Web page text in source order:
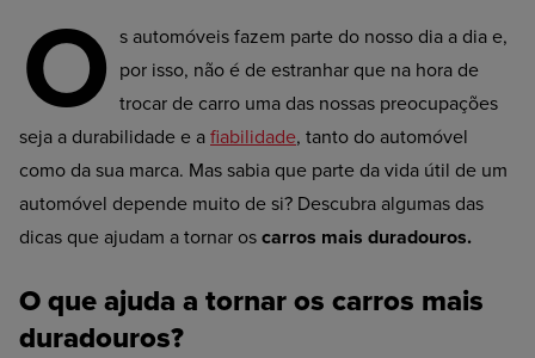
O s automóveis fazem parte do nosso dia a dia e,
por isso, não é de estranhar que na hora de
trocar de carro uma das nossas preocupações
seja a durabilidade e a fiabilidade, tanto do automóvel
como da sua marca. Mas sabia que parte da vida útil de um
automóvel depende muito de si? Descubra algumas das
dicas que ajudam a tornar os carros mais duradouros.
O que ajuda a tornar os carros mais
duradouros?